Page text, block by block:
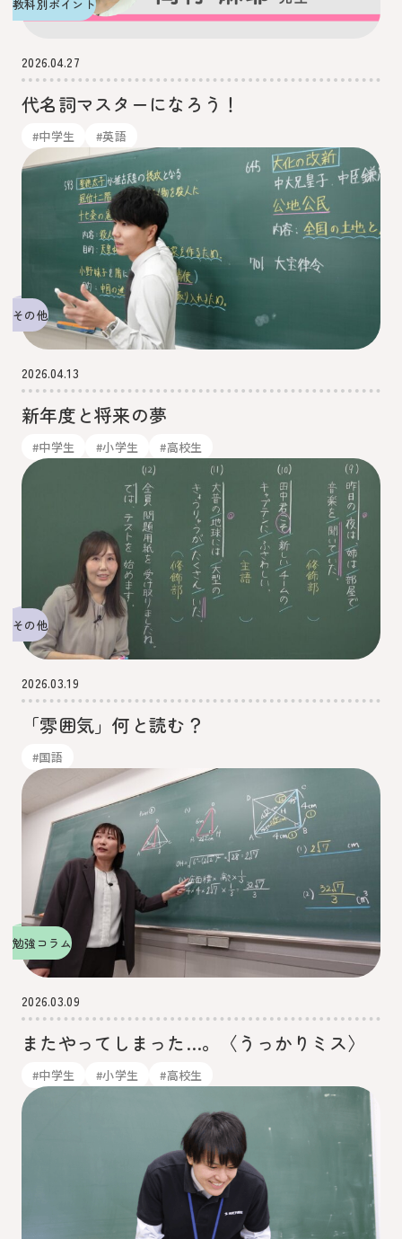
教科別ポイント
2026.04.27
代名詞マスターになろう！
#中学生 #英語
その他
2026.04.13
新年度と将来の夢
#中学生 #小学生 #高校生
その他
2026.03.19
「雰囲気」何と読む？
#国語
勉強コラム
2026.03.09
またやってしまった…。〈うっかりミス〉
#中学生 #小学生 #高校生